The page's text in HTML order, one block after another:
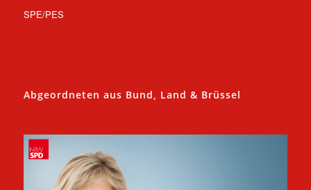
SPE/PES
Abgeordneten aus Bund, Land & Brüssel